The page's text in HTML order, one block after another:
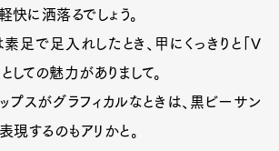
快に洒落るでしょう。
足で足入れしたとき、甲にくっきりと「V
しての魅力がありまして。
プスがグラフィカルなときは、黒ビーサン
現するのもアリかと。